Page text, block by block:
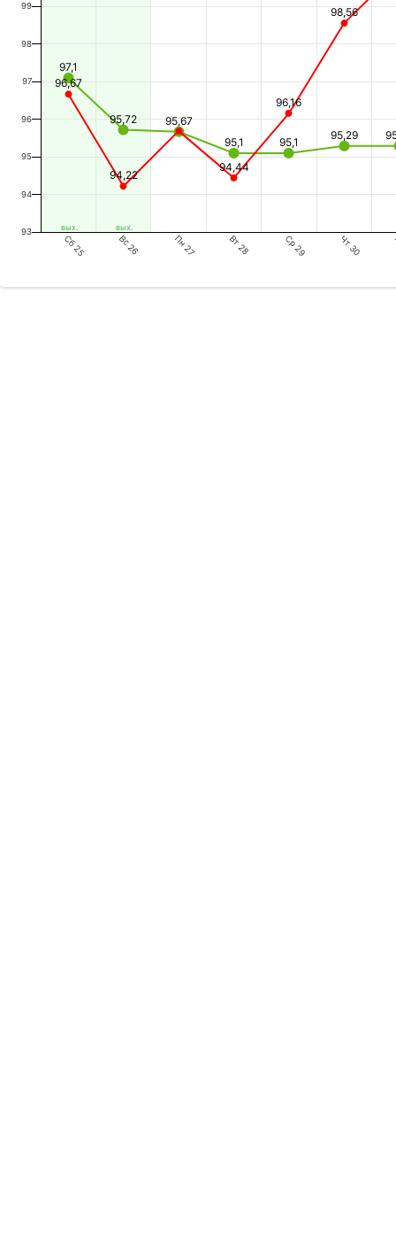
вых. вых.
97,1
95,72
95,67
95,1
95,1
95,29
96,67
94,22
94,44
96,16
98,56
Сб 25 Вс 26 Пн 27 Вт 28 Ср 29 Чт 30
93
94
95
96
97
98
99